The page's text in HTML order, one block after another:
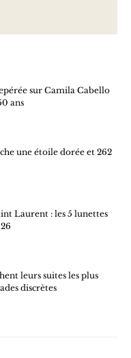
sur Camila Cabello
ans
une étoile dorée et 262
Laurent : les 5 lunettes
leurs suites les plus
discrètes